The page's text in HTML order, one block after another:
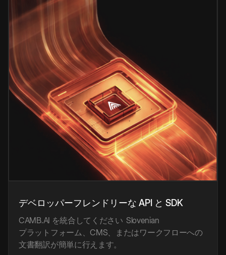
デベロッパーフレンドリーな API と SDK
CAMB.AI を統合してください Slovenian
プラットフォーム、CMS、またはワークフローへの
文書翻訳が簡単に行えます。